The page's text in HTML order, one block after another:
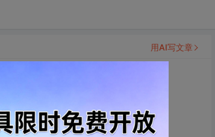
用AI写文章